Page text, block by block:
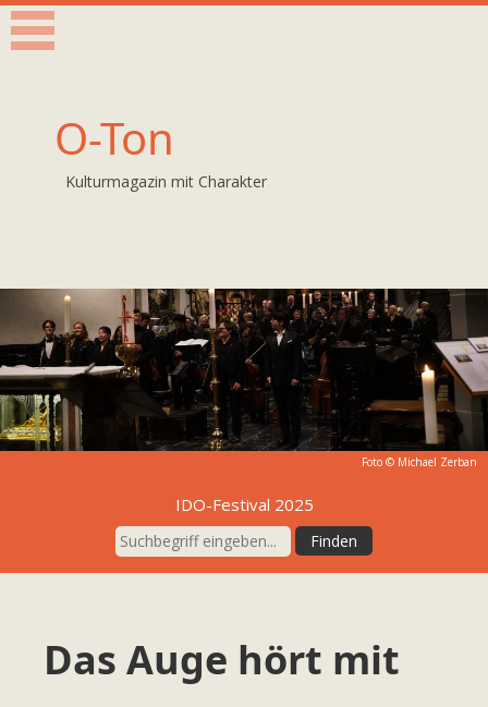
O-Ton
Kulturmagazin mit Charakter
Foto © Michael Zerban
IDO-Festival 2025
Das Auge hört mit